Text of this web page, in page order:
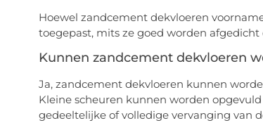
Hoewel zandcement dekvloeren
toegepast, mits ze goed worden
Kunnen zandcement dekvloeren
Ja, zandcement dekvloeren kunnen
Kleine scheuren kunnen worden
gedeeltelijke of volledige vervanging van